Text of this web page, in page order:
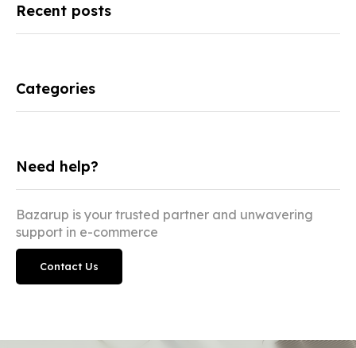
Recent posts
Categories
Need help?
Bazarup is your trusted partner and unwavering
support in e-commerce
Contact Us